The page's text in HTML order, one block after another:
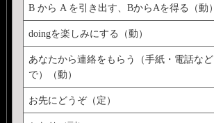
B から A を引き出す、BからAを得る（動）
doingを楽しみにする（動）
あなたから連絡をもらう（手紙・電話など
で）（動）
お先にどうぞ（定）